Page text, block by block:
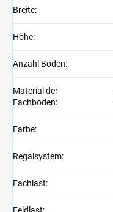
Breite:
Höhe:
Anzahl Böden:
Material der
Fachböden:
Farbe:
Regalsystem:
Fachlast: